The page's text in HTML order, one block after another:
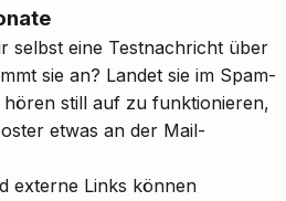
selbst eine Testnachricht über
sie an? Landet sie im Spam-
still auf zu funktionieren,
etwas an der Mail-
externe Links können